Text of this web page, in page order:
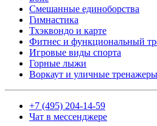
Смешанные единоборства
Гимнастика
Тхэквондо и карте
Фитнес и функциональный
Игровые виды спорта
Горные лыжи
Воркаут и уличные тренажеры
+7 (495) 204-14-59
Чат в мессенджере